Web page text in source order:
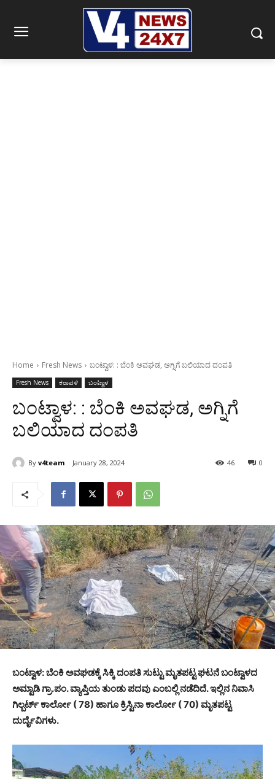
Home Fresh News ಬಂಟ್ವಾಳ: : ಬೆಂಕಿ ಅವಘಡ, ಅಗ್ನಿಗೆ ಬಲಿಯಾದ ದಂಪತಿ
Fresh News ಕರಾವಳಿ ಬಂಟ್ವಾಳ
ಬಂಟ್ವಾಳ: : ಬೆಂಕಿ ಅವಘಡ, ಅಗ್ನಿಗೆ
ಬಲಿಯಾದ ದಂಪತಿ
By v4team January 28, 2024 0
46
ಬಂಟ್ವಾಳ: ಬೆಂಕಿ ಅವಘಡಕ್ಕೆ ಸಿಕ್ಕಿ ದಂಪತಿ ಸುಟ್ಟು ಮೃತಪಟ್ಟ ಘಟನೆ ಬಂಟ್ವಾಳದ
ಅಮ್ಟಾಡಿ ಗ್ರಾ.ಪಂ. ವ್ಯಾಪ್ತಿಯ ತುಂಡು ಪದವು ಎಂಬಲ್ಲಿ ನಡೆದಿದೆ. ಇಲ್ಲಿನ ನಿವಾಸಿ
ಗಿಲ್ಬರ್ಟ್ ಕಾರ್ಲೋ ( 78) ಹಾಗೂ ಕ್ರಿಸ್ಟಿನಾ ಕಾರ್ಲೋ ( 70) ಮೃತಪಟ್ಟ
ದುರ್ದೈವಿಗಳು.